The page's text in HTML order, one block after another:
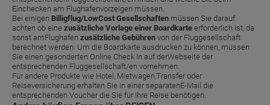
Einchecken am Flughafenvorzeigen müssen.
Bei einigen Billigflug/LowCost Gesellschaften müssen Sie darauf
achten ob eine zusätzliche Vorlage einer Boardkarte erforderlich ist, da
sonst amFlughafen zusätzliche Gebühren von der Fluggesellschaft
berechnet werden. Um die Boardkarte ausdrucken zu können, müssen
Sie einen gesonderten Online Check In auf derWebseite der
entsprechenden Fluggesellschaft/en vornehmen.
Für andere Produkte wie Hotel, Mietwagen,Transfer oder
Reiseversicherung erhalten Sie in einer separatenE-Mail die
entsprechenden Voucher die Sie für Ihre Reise benötigen.